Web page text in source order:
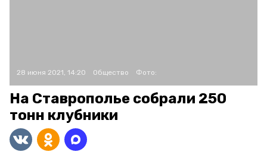
28 июня 2021, 14:20 Общество Фото:
На Ставрополье собрали 250
тонн клубники